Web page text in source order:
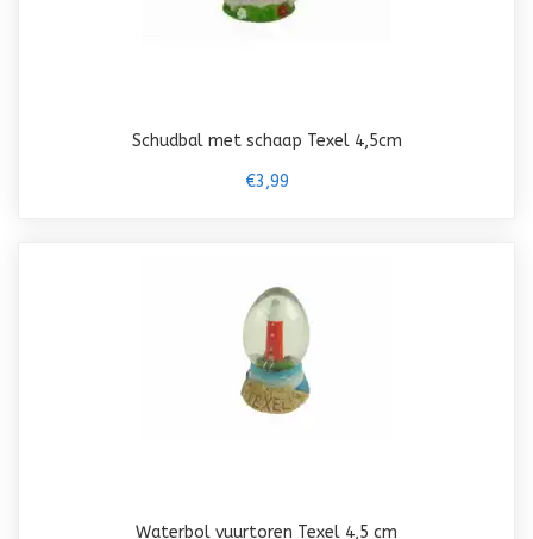
Schudbal met schaap Texel 4,5cm
€3,99
Waterbol vuurtoren Texel 4,5 cm